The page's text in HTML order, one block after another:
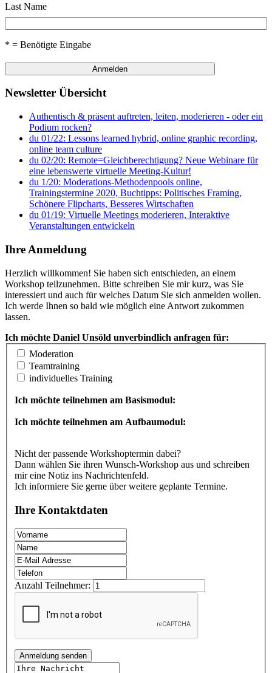
Last Name
* = Benötigte Eingabe
Newsletter Übersicht
Authentisch & präsent auftreten, leiten, moderieren - oder ein
Podium rocken?
du 01/22: Lessons learned hybrid, online graphic recording,
online team culture
du 02/20: Remote=Gleichberechtigung? Neue Webinare für
eine lebenswerte virtuelle Meeting-Kultur!
du 1/20: Moderations-Methodenpools online,
Trainingstermine 2020, Buchtipps: Politisches Framing,
Schönere Flipcharts, Besseres Wirtschaften
du 01/19: Virtuelle Meetings moderieren, Interaktive
Veranstaltungen entwickeln
Ihre Anmeldung
Herzlich willkommen! Sie haben sich entschieden, an einem
Workshop teilzunehmen. Bitte schreiben Sie mir kurz, was Sie
interessiert und auch für welches Datum Sie sich anmelden wollen.
Ich werde Ihnen so bald wie möglich eine Antwort zukommen
lassen.
Ich möchte Daniel Unsöld unverbindlich anfragen für:
Moderation
Teamtraining
individuelles Training
Ich möchte teilnehmen am Basismodul:
Ich möchte teilnehmen am Aufbaumodul:
Nicht der passende Workshoptermin dabei?
Dann wählen Sie ihren Wunsch-Workshop aus und schreiben
mir eine Notiz ins Nachrichtenfeld.
Ich informiere Sie gerne über weitere geplante Termine.
Ihre Kontaktdaten
Anzahl Teilnehmer:
Anmeldung senden